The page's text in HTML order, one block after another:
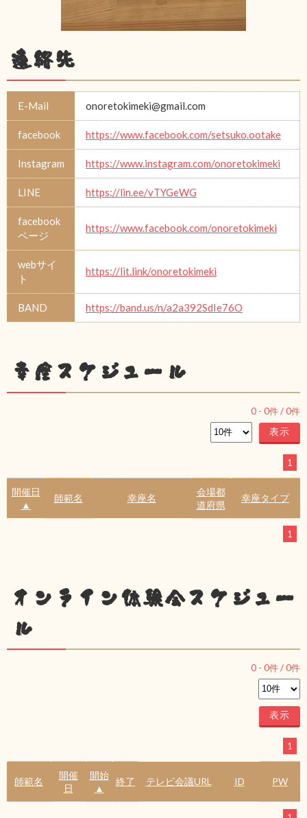
連絡先
E-Mail onoretokimeki@gmail.com
facebook https://www.facebook.com/setsuko.ootake
Instagram https://www.instagram.com/onoretokimeki
LINE https://lin.ee/vTYGeWG
facebook
ページ
https://www.facebook.com/onoretokimeki
webサイ
ト
https://lit.link/onoretokimeki
BAND https://band.us/n/a2a392SdIe76O
幸座スケジュール
0 - 0件 /0件
1
開催日
▲
師範名 幸座名
会場都
道府県
幸座タイプ
1
オンライン体験会スケジュー
ル
0 - 0件 /0件
1
師範名
開催
日
開始
▲
終了 テレビ会議URL ID PW